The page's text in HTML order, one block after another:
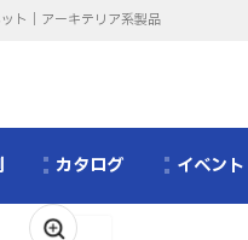
ト｜アーキテリア系製品
カタログ イベン